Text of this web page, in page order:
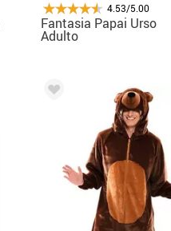
4.53/5.00
Fantasia Papai Urso
Adulto